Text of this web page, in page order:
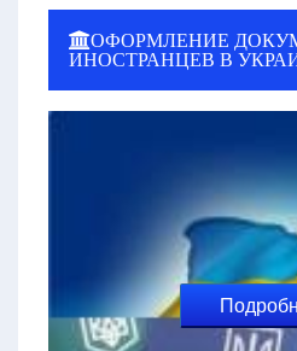
ОФОРМЛЕНИЕ
ИНОСТРАНЦЕВ В